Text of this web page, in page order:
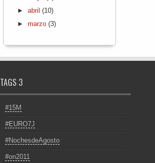
► abril (10)
► marzo (3)
TAGS 3
#15M
#EURO7J
#NochesdeAgosto
#on2011